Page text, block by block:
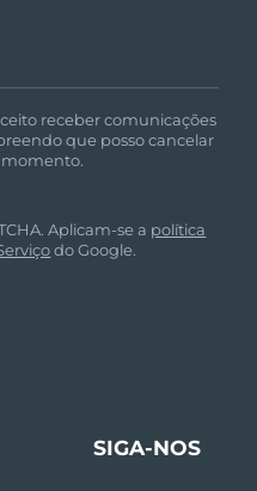
receber comunicações
que posso cancelar
Aplicam-se a política
do Google.
SIGA-NOS